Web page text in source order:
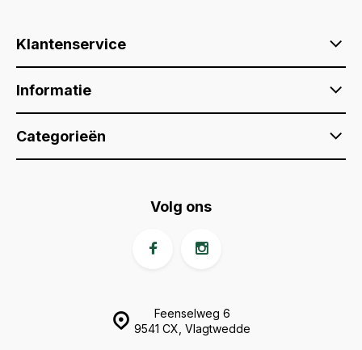
Klantenservice
Informatie
Categorieën
Feenselweg 6
9541 CX, Vlagtwedde
Volg ons